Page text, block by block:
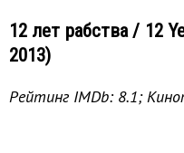
12 лет рабства / 12
2013)
Рейтинг IMDb: 8.1;